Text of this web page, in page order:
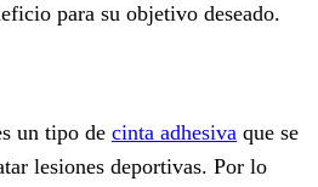
para su objetivo deseado.
un tipo de cinta adhesiva que se
lesiones deportivas. Por lo